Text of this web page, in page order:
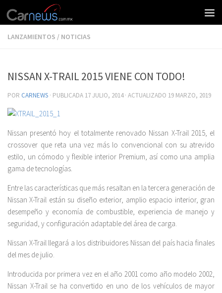
LANZAMIENTOS / NOTICIAS
NISSAN X-TRAIL 2015 VIENE CON TODO!
POR CARNEWS · PUBLICADA 17 JULIO, 2014· ACTUALIZADO 19 MARZO, 2019
Nissan presentó hoy el totalmente renovado Nissan X-Trail 2015, el
crossover que reta una vez más lo convencional con su atrevido
estilo, un cómodo y flexible interior Premium, así como una amplia
gama de tecnologías.
Entre las características que más resaltan en la tercera generación de
Nissan X-Trail están su diseño exterior, amplio espacio interior, gran
desempeño y economía de combustible, experiencia de manejo y
seguridad, y configuración adaptable del área de carga.
Nissan X-Trail llegará a los distribuidores Nissan del país hacia finales
del mes de julio.
Introducida por primera vez en el año 2001 como año modelo 2002,
Nissan X-Trail se ha convertido en uno de los vehículos de mayor